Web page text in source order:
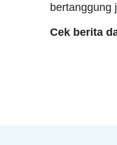
bertanggung
Cek berita